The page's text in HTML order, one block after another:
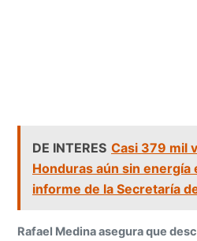
DE INTERES Casi 379 mil
Honduras aún sin energía
informe de la Secretaría
Rafael Medina asegura que